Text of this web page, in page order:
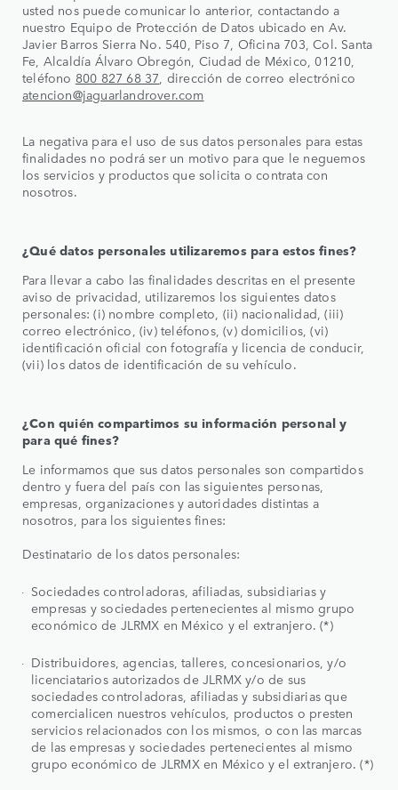
usted nos puede comunicar lo anterior, contactando a
nuestro Equipo de Protección de Datos ubicado en Av.
Javier Barros Sierra No. 540, Piso 7, Oficina 703, Col. Santa
Fe, Alcaldía Álvaro Obregón, Ciudad de México, 01210,
teléfono 800 827 68 37 , dirección de correo electrónico
atencion@jaguarlandrover.com
La negativa para el uso de sus datos personales para estas
finalidades no podrá ser un motivo para que le neguemos
los servicios y productos que solicita o contrata con
nosotros.
¿Qué datos personales utilizaremos para estos fines?
Para llevar a cabo las finalidades descritas en el presente
aviso de privacidad, utilizaremos los siguientes datos
personales: (i) nombre completo, (ii) nacionalidad, (iii)
correo electrónico, (iv) teléfonos, (v) domicilios, (vi)
identificación oficial con fotografía y licencia de conducir,
(vii) los datos de identificación de su vehículo.
¿Con quién compartimos su información personal y
para qué fines?
Le informamos que sus datos personales son compartidos
dentro y fuera del país con las siguientes personas,
empresas, organizaciones y autoridades distintas a
nosotros, para los siguientes fines:
Destinatario de los datos personales:
Sociedades controladoras, afiliadas, subsidiarias y
empresas y sociedades pertenecientes al mismo grupo
económico de JLRMX en México y el extranjero. (*)
Distribuidores, agencias, talleres, concesionarios, y/o
licenciatarios autorizados de JLRMX y/o de sus
sociedades controladoras, afiliadas y subsidiarias que
comercialicen nuestros vehículos, productos o presten
servicios relacionados con los mismos, o con las marcas
de las empresas y sociedades pertenecientes al mismo
grupo económico de JLRMX en México y el extranjero. (*)